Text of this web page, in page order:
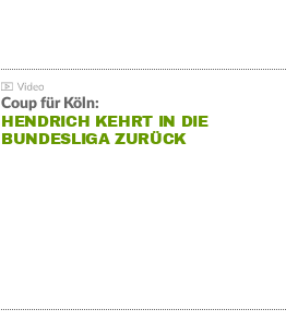
Coup für Köln:
HENDRICH KEHRT IN DIE
BUNDESLIGA ZURÜCK